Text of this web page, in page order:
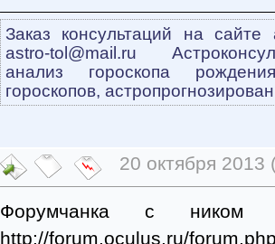
Заказ консультаций на
astro-tol@mail.ru
анализ гороскопа
гороскопов,
20 октября 2013
Форумчанка с ником
http://forum.oculus.ru/